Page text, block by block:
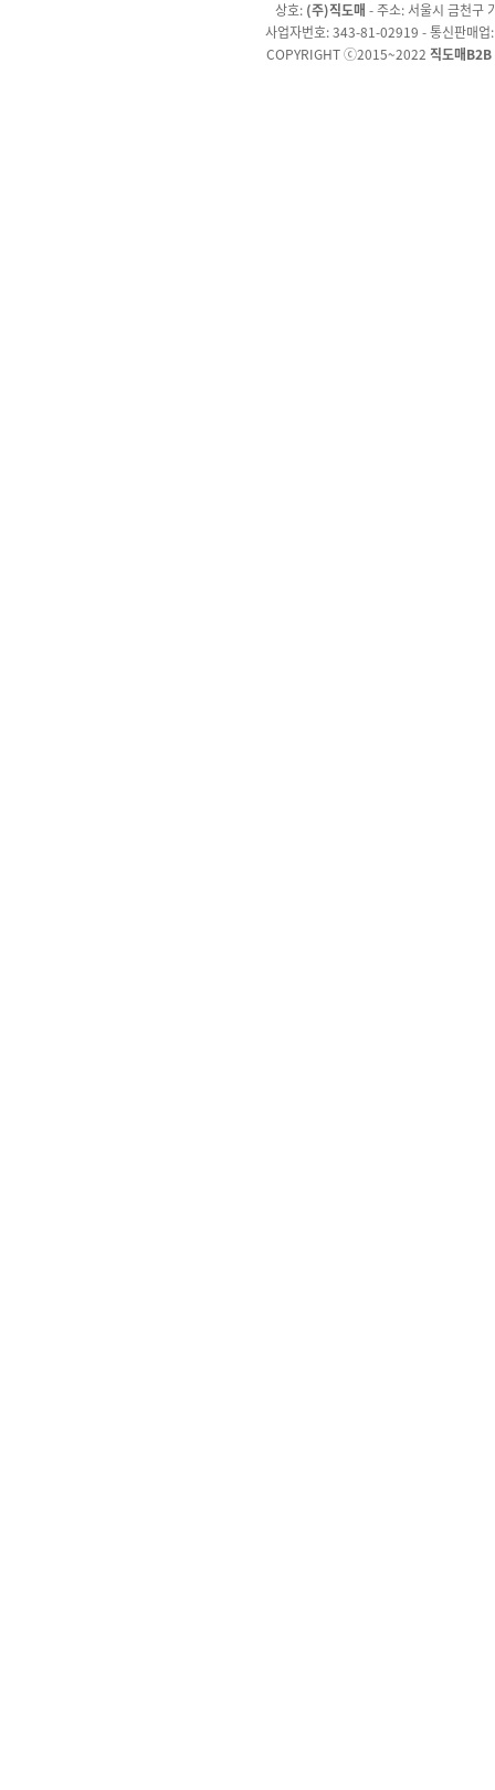
상호: (주)직도매 - 주소: 서울시 금천구
사업자번호: 343-81-02919 - 통신판매
COPYRIGHT ⓒ2015~2022 직도매B2B